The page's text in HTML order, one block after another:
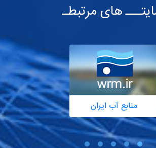
های مرتبطـ
منابع آب ایران